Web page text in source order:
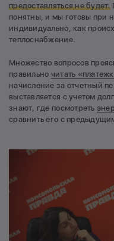
предоставляться не будет.
понятны, и мы готовы при
индивидуально, как
теплоснабжение.
Множество вопросов
правильно читать
начисление за отчетный
выставляется с учетом
знают, где посмотреть
сравнить его с